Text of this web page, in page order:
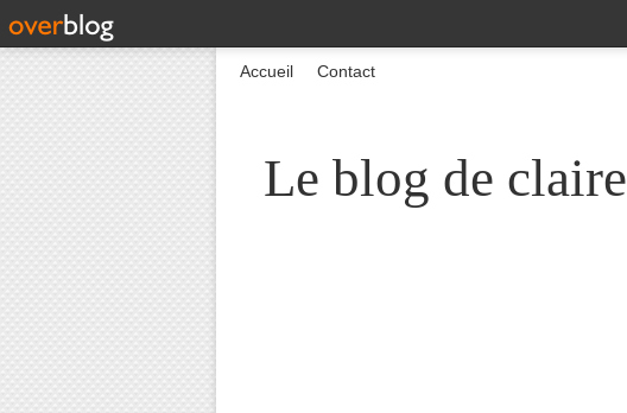
Le blog de claire
Accueil Contact